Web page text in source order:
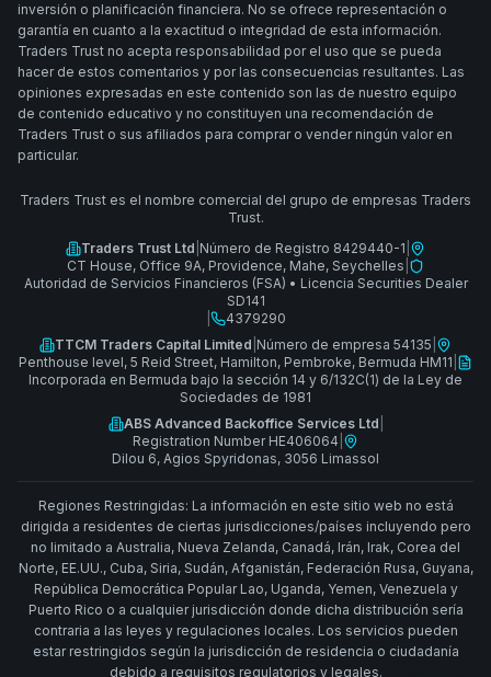
inversión o planificación financiera. No se ofrece representación o
garantía en cuanto a la exactitud o integridad de esta información.
Traders Trust no acepta responsabilidad por el uso que se pueda
hacer de estos comentarios y por las consecuencias resultantes. Las
opiniones expresadas en este contenido son las de nuestro equipo
de contenido educativo y no constituyen una recomendación de
Traders Trust o sus afiliados para comprar o vender ningún valor en
particular.
Traders Trust es el nombre comercial del grupo de empresas Traders
Trust.
Traders Trust Ltd Número de Registro 8429440-1
CT House, Office 9A, Providence, Mahe, Seychelles
Autoridad de Servicios Financieros (FSA) • Licencia Securities Dealer
SD141
4379290
TTCM Traders Capital Limited Número de empresa 54135
Penthouse level, 5 Reid Street, Hamilton, Pembroke, Bermuda HM11
Incorporada en Bermuda bajo la sección 14 y 6/132C(1) de la Ley de
Sociedades de 1981
ABS Advanced Backoffice Services Ltd
Registration Number HE406064
Dilou 6, Agios Spyridonas, 3056 Limassol
Regiones Restringidas: La información en este sitio web no está
dirigida a residentes de ciertas jurisdicciones/países incluyendo pero
no limitado a Australia, Nueva Zelanda, Canadá, Irán, Irak, Corea del
Norte, EE.UU., Cuba, Siria, Sudán, Afganistán, Federación Rusa, Guyana,
República Democrática Popular Lao, Uganda, Yemen, Venezuela y
Puerto Rico o a cualquier jurisdicción donde dicha distribución sería
contraria a las leyes y regulaciones locales. Los servicios pueden
estar restringidos según la jurisdicción de residencia o ciudadanía
debido a requisitos regulatorios y legales.